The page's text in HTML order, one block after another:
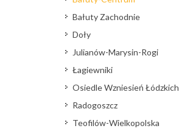
Bałuty Zachodnie
Doły
Julianów-Marysin-Rogi
Łagiewniki
Osiedle Wzniesień Łódzkich
Radogoszcz
Teofilów-Wielkopolska